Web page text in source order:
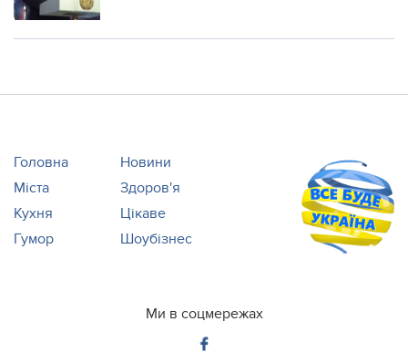
Головна
Новини
Міста
Здоров'я
Кухня
Цікаве
Гумор
Шоубізнес
Ми в соцмережах